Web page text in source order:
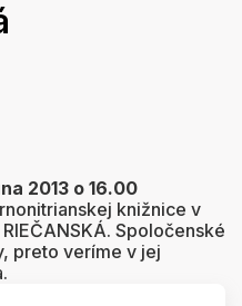
2013 o 16.00
knižnice v
Spoločenské
preto veríme v jej